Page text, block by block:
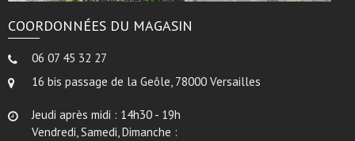
COORDONNÉES DU MAGASIN
06 07 45 32 27
16 bis passage de la Geôle, 78000 Versailles
Jeudi après midi : 14h30 - 19h
Vendredi, Samedi, Dimanche :